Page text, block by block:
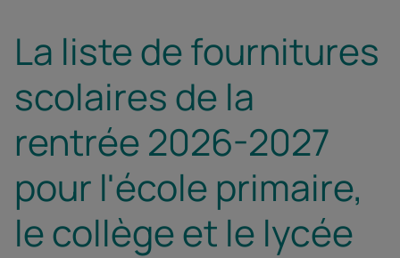
La liste de fournitures
scolaires de la
rentrée 2026-2027
pour l'école primaire,
le collège et le lycée